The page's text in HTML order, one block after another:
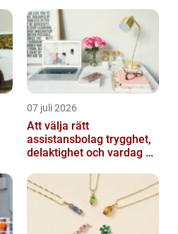
07 juli 2026
Att välja rätt
assistansbolag trygghet,
delaktighet och vardag på